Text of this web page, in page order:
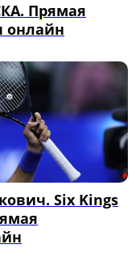
Прямая
онлайн
Six Kings